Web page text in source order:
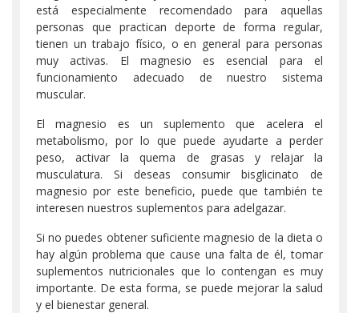
está especialmente recomendado para aquellas
personas que practican deporte de forma regular,
tienen un trabajo físico, o en general para personas
muy activas. El magnesio es esencial para el
funcionamiento adecuado de nuestro sistema
muscular.
El magnesio es un suplemento que acelera el
metabolismo, por lo que puede ayudarte a perder
peso, activar la quema de grasas y relajar la
musculatura. Si deseas consumir bisglicinato de
magnesio por este beneficio, puede que también te
interesen nuestros suplementos para adelgazar.
Si no puedes obtener suficiente magnesio de la dieta o
hay algún problema que cause una falta de él, tomar
suplementos nutricionales que lo contengan es muy
importante. De esta forma, se puede mejorar la salud
y el bienestar general.